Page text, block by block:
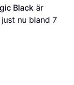
Black
nu bland 7